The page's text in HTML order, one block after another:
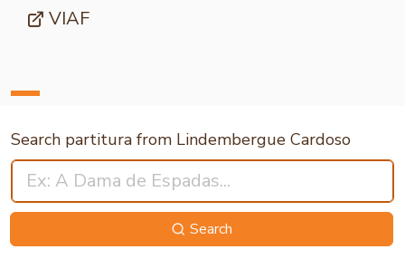
VIAF
Search partitura from Lindembergue Cardoso
Search